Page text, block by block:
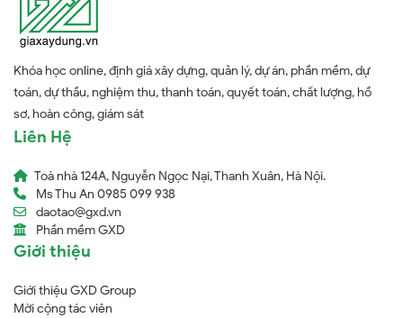
Khóa học online, định giá xây dựng, quản lý, dự án, phần mềm, dự
toán, dự thầu, nghiệm thu, thanh toán, quyết toán, chất lượng, hồ
sơ, hoàn công, giám sát
Liên Hệ
Toà nhà 124A, Nguyễn Ngọc Nại, Thanh Xuân, Hà Nội.
Ms Thu An 0985 099 938
daotao@gxd.vn
Phần mềm GXD
Giới thiệu
Giới thiệu GXD Group
Mời cộng tác viên